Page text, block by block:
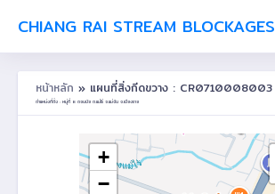
CHIANG RAI STREAM BLOCKAGES
หน้าหลัก » แผนที่สิ่งกีดขวาง : CR0710008003
ตำแหน่งที่ตั้ง : หมู่ที่ 8 ดอนชัย ต.แม่ไร่ อ.แม่จัน จ.เชียงราย
+
−